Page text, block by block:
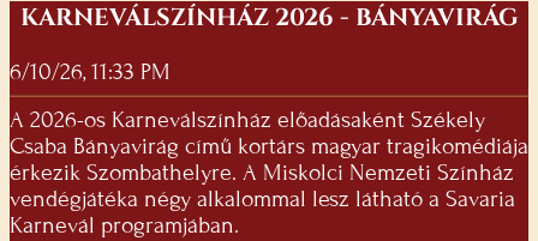
KARNEVÁLSZÍNHÁZ 2026 - BÁNYAVIRÁG
6/10/26, 11:33 PM
A 2026-os Karneválszínház előadásaként Székely
Csaba Bányavirág című kortárs magyar tragikomédiája
érkezik Szombathelyre. A Miskolci Nemzeti Színház
vendégjátéka négy alkalommal lesz látható a Savaria
Karnevál programjában.